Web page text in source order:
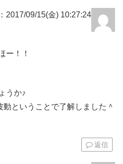
2017/09/15(金) 10:27:24
ー！！
うか♪
ということで了解しました＾
返信